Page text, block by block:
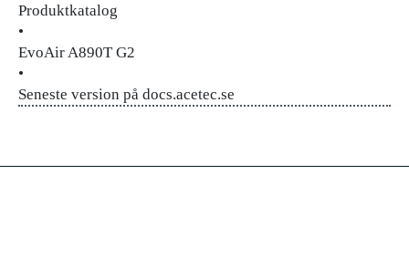
Produktkatalog
•
EvoAir A890T G2
•
Seneste version på docs.acetec.se